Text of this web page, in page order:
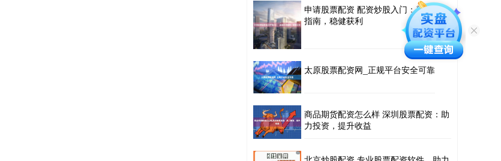
申请股票配资 配资炒股入门：新手必读
指南，稳健获利
太原股票配资网_正规平台安全可靠
商品期货配资怎么样 深圳股票配资：助
力投资，提升收益